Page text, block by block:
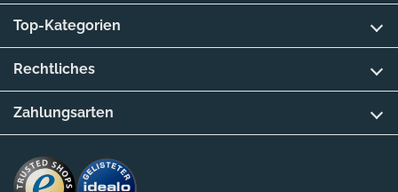
Top-Kategorien
Rechtliches
Zahlungsarten